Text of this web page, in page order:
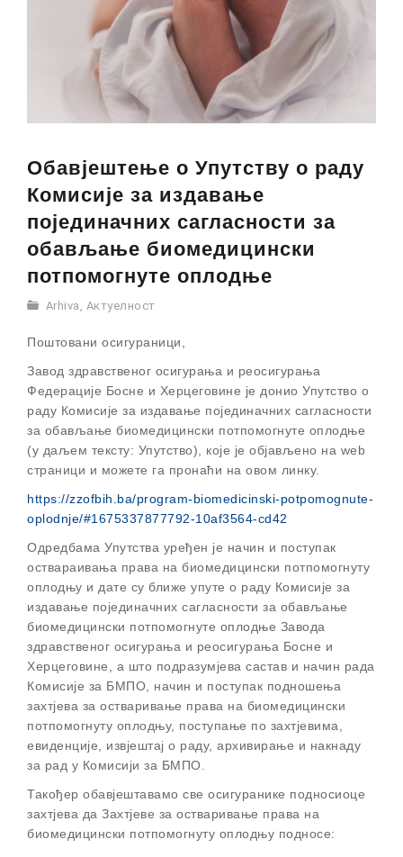
Обавјештење о Упутству о раду
Комисије за издавање
појединачних сагласности за
обављање биомедицински
потпомогнуте оплодње
Arhiva , Актуелност
Поштовани осигураници,
Завод здравственог осигурања и реосигурања
Федерације Босне и Херцеговине је донио Упутство о
раду Комисије за издавање појединачних сагласности
за обављање биомедицински потпомогнуте оплодње
(у даљем тексту: Упутство), које је објављено на web
страници и можете га пронаћи на овом линку.
https://zzofbih.ba/program-biomedicinski-potpomognute-
oplodnje/#1675337877792-10af3564-cd42
Одредбама Упутства уређен је начин и поступак
оствараивања права на биомедицински потпомогнуту
оплодњу и дате су ближе упуте о раду Комисије за
издавање појединачних сагласности за обављање
биомедицински потпомогнуте оплодње Завода
здравственог осигурања и реосигурања Босне и
Херцеговине, а што подразумјева састав и начин рада
Комисије за БМПО, начин и поступак подношења
захтјева за остваривање права на биомедицински
потпомогнуту оплодњу, поступање по захтјевима,
евиденције, извјештај о раду, архивирање и накнаду
за рад у Комисији за БМПО.
Такођер обавјештавамо све осигуранике подносиоце
захтјева да Захтјеве за остваривање права на
биомедицински потпомогнуту оплодњу подносе: